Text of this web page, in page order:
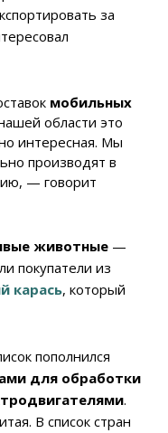
за
мобильных
области это
интересная. Мы
производят в
— говорит
животные —
покупатели из
карась, который
пополнился
для обработки
.
В список стран